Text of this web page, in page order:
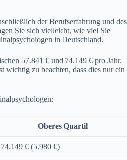
der Berufserfahrung und des
Sie sich vielleicht, wie viel Sie
in Deutschland.
57.841 € und 74.149 € pro Jahr.
wichtig zu beachten, dass dies nur ein
Oberes Quartil
74.149 € (5.980 €)